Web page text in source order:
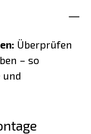
Überprüfen
– so
und